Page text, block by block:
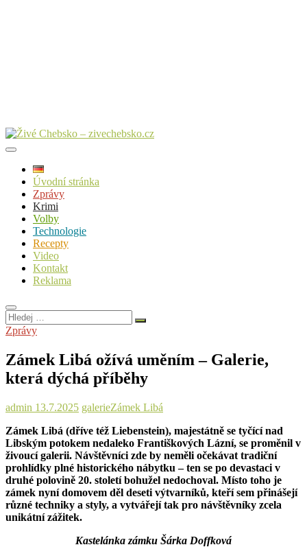
Úvodní stránka
Zprávy
Krimi
Volby
Technologie
Recepty
Video
Kontakt
Reklama
Hledej
…
Zprávy
Zámek Libá ožívá uměním – Galerie,
která dýchá příběhy
admin 13.7.2025 galerieZámek Libá
Zámek Libá (dříve též Liebenstein), majestátně se tyčící nad
Libským potokem nedaleko Františkových Lázní, se proměnil v
živoucí galerii. Návštěvníci zde by neměli očekávat tradiční
prohlídky plné historického nábytku – ten se po devastaci v
druhé polovině 20. století bohužel nedochoval. Místo toho je
zámek nyní domovem děl deseti výtvarníků, kteří sem přinášejí
různé techniky a styly, a vytvářejí tak pro návštěvníky zcela
unikátní zážitek.
Kastelánka zámku Šárka Doffková